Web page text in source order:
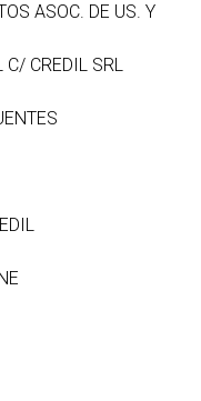
ASOC. DE US. Y
C/ CREDIL SRL